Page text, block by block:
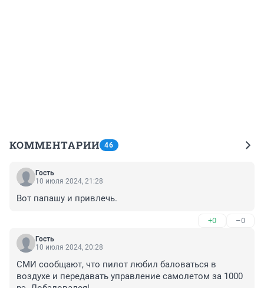
КОММЕНТАРИИ 46
Гость
10 июля 2024, 21:28
Вот папашу и привлечь.
+0 –0
Гость
10 июля 2024, 20:28
СМИ сообщают, что пилот любил баловаться в
воздухе и передавать управление самолетом за 1000